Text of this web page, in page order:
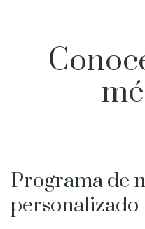
Programa de
personalizado